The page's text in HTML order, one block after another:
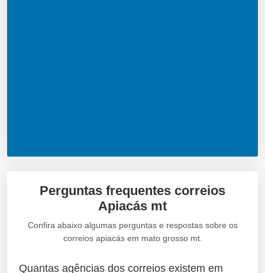
Perguntas frequentes correios
Apiacás mt
Confira abaixo algumas perguntas e respostas sobre os
correios apiacás em mato grosso mt.
Quantas agências dos correios existem em